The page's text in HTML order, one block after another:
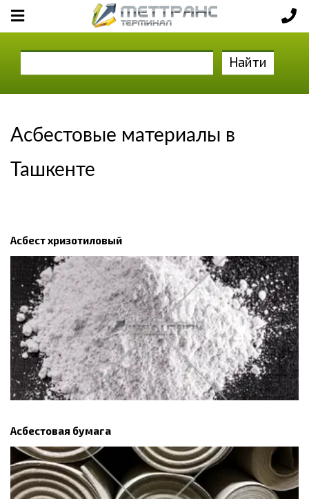
Найти
Асбестовые материалы в
Ташкенте
Асбест хризотиловый
Асбестовая бумага